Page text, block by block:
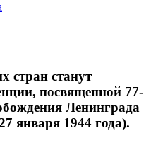
стран станут
посвященной 77-
Ленинграда
января 1944 года).